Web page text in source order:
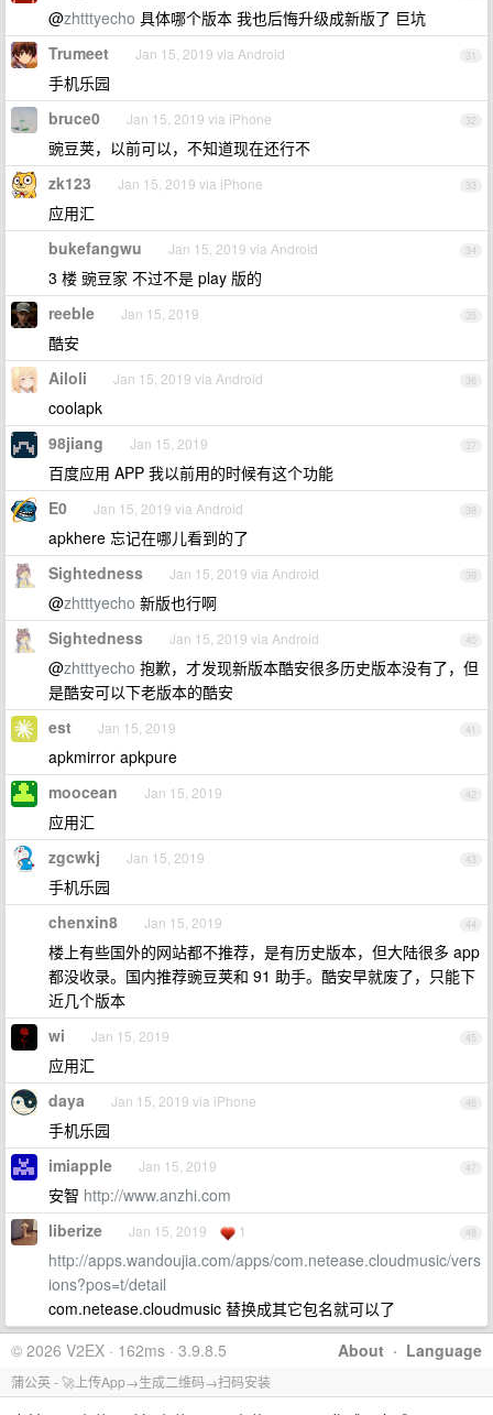
@zhtttyecho 具体哪个版本 我也后悔升级成新版了 巨坑
31
Trumeet Jan 15, 2019 via Android
手机乐园
32
bruce0 Jan 15, 2019 via iPhone
豌豆荚，以前可以，不知道现在还行不
33
zk123 Jan 15, 2019 via iPhone
应用汇
34
bukefangwu Jan 15, 2019 via Android
3 楼 豌豆家 不过不是 play 版的
35
reeble Jan 15, 2019
酷安
36
Ailoli Jan 15, 2019 via Android
coolapk
37
98jiang Jan 15, 2019
百度应用 APP 我以前用的时候有这个功能
38
E0 Jan 15, 2019 via Android
apkhere 忘记在哪儿看到的了
39
Sightedness Jan 15, 2019 via Android
@zhtttyecho 新版也行啊
40
Sightedness Jan 15, 2019 via Android
@zhtttyecho 抱歉，才发现新版本酷安很多历史版本没有了，但
是酷安可以下老版本的酷安
41
est Jan 15, 2019
apkmirror apkpure
42
moocean Jan 15, 2019
应用汇
43
zgcwkj Jan 15, 2019
手机乐园
44
chenxin8 Jan 15, 2019
楼上有些国外的网站都不推荐，是有历史版本，但大陆很多 app
都没收录。国内推荐豌豆荚和 91 助手。酷安早就废了，只能下
近几个版本
45
wi Jan 15, 2019
应用汇
46
daya Jan 15, 2019 via iPhone
手机乐园
47
imiapple Jan 15, 2019
安智 http://www.anzhi.com
48
liberize Jan 15, 2019 1
http://apps.wandoujia.com/apps/com.netease.cloudmusic/vers
ions?pos=t/detail
com.netease.cloudmusic 替换成其它包名就可以了
About · Language
© 2026 V2EX · 162ms · 3.9.8.5
蒲公英 - 🚀上传App→生成二维码→扫码安装